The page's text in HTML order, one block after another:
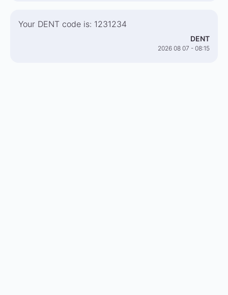
Your DENT code is: 1231234
DENT
2026 08 07 - 08:15